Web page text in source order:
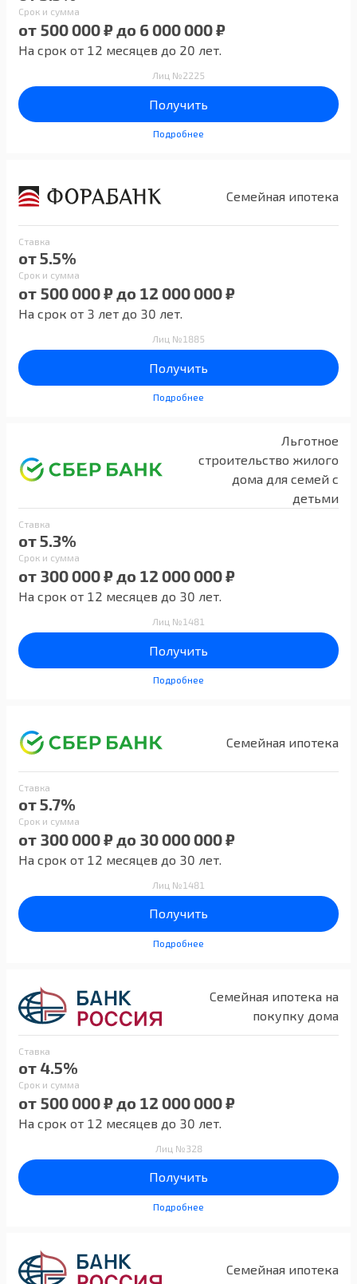
Срок и сумма
от 500 000 ₽ до 6 000 000 ₽
На срок от 12 месяцев до 20 лет.
Лиц №2225
Получить
Подробнее
Семейная ипотека
Ставка
от 5.5%
Срок и сумма
от 500 000 ₽ до 12 000 000 ₽
На срок от 3 лет до 30 лет.
Лиц №1885
Получить
Подробнее
Льготное
строительство жилого
дома для семей с
детьми
Ставка
от 5.3%
Срок и сумма
от 300 000 ₽ до 12 000 000 ₽
На срок от 12 месяцев до 30 лет.
Лиц №1481
Получить
Подробнее
Семейная ипотека
Ставка
от 5.7%
Срок и сумма
от 300 000 ₽ до 30 000 000 ₽
На срок от 12 месяцев до 30 лет.
Лиц №1481
Получить
Подробнее
Семейная ипотека на
покупку дома
Ставка
от 4.5%
Срок и сумма
от 500 000 ₽ до 12 000 000 ₽
На срок от 12 месяцев до 30 лет.
Лиц №328
Получить
Подробнее
Семейная ипотека